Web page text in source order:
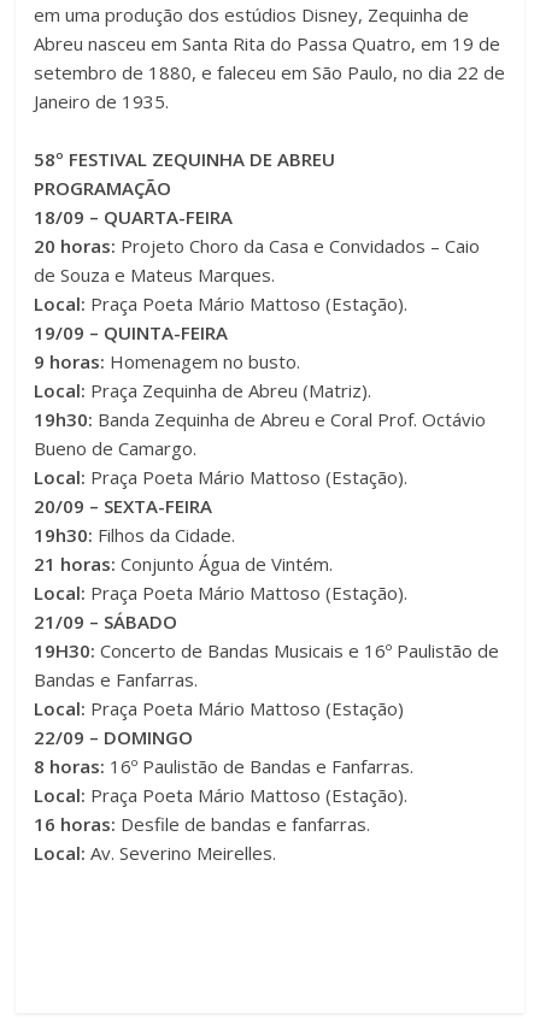
em uma produção dos estúdios Disney, Zequinha de
Abreu nasceu em Santa Rita do Passa Quatro, em 19 de
setembro de 1880, e faleceu em São Paulo, no dia 22 de
Janeiro de 1935.
58º FESTIVAL ZEQUINHA DE ABREU
PROGRAMAÇÃO
18/09 – QUARTA-FEIRA
20 horas: Projeto Choro da Casa e Convidados – Caio
de Souza e Mateus Marques.
Local: Praça Poeta Mário Mattoso (Estação).
19/09 – QUINTA-FEIRA
9 horas: Homenagem no busto.
Local: Praça Zequinha de Abreu (Matriz).
19h30: Banda Zequinha de Abreu e Coral Prof. Octávio
Bueno de Camargo.
Local: Praça Poeta Mário Mattoso (Estação).
20/09 – SEXTA-FEIRA
19h30: Filhos da Cidade.
21 horas:Conjunto Água de Vintém.
Local: Praça Poeta Mário Mattoso (Estação).
21/09 – SÁBADO
19H30:Concerto de Bandas Musicais e 16º Paulistão de
Bandas e Fanfarras.
Local: Praça Poeta Mário Mattoso (Estação)
22/09 – DOMINGO
8 horas: 16º Paulistão de Bandas e Fanfarras.
Local: Praça Poeta Mário Mattoso (Estação).
16 horas: Desfile de bandas e fanfarras.
Local:Av. Severino Meirelles.